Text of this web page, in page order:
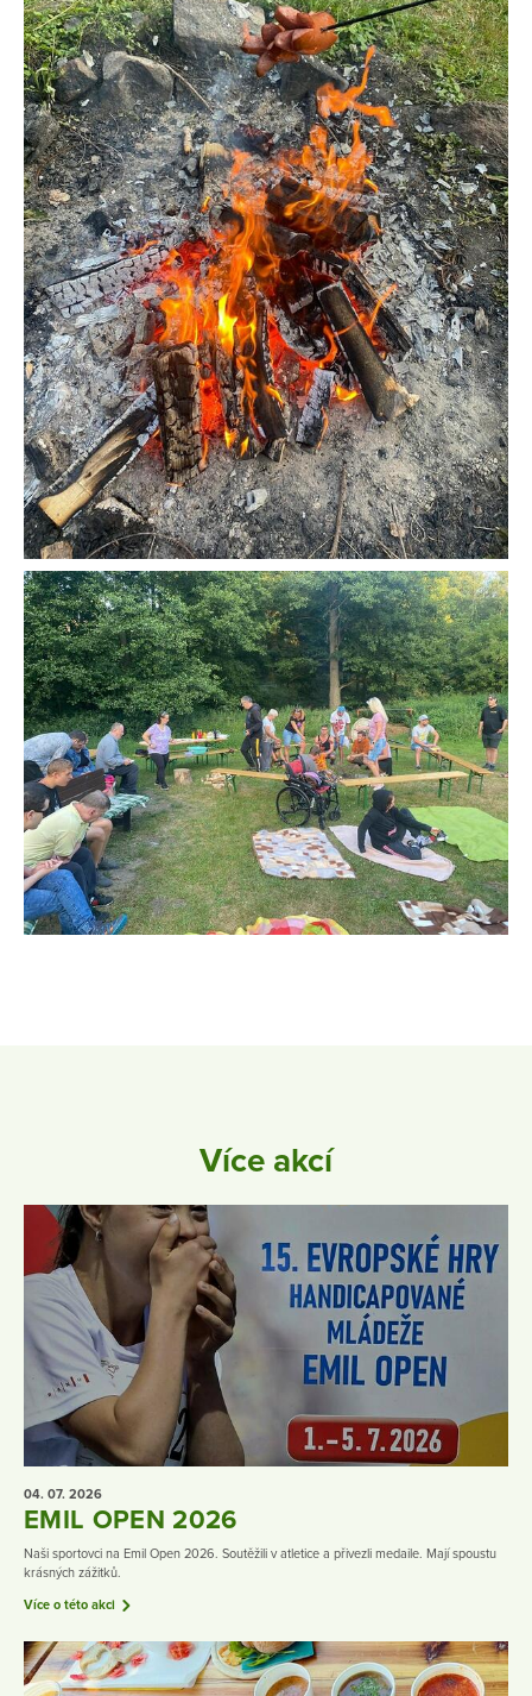
Více akcí
04. 07. 2026
EMIL OPEN 2026
Naši sportovci na Emil Open 2026. Soutěžili v atletice a přivezli medaile. Mají spoustu
krásných zážitků.
Více o této akci